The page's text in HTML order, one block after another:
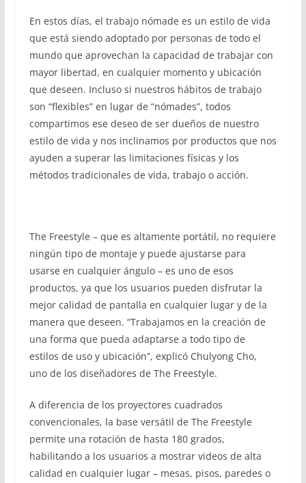
En estos días, el trabajo nómade es un estilo de vida
que está siendo adoptado por personas de todo el
mundo que aprovechan la capacidad de trabajar con
mayor libertad, en cualquier momento y ubicación
que deseen. Incluso si nuestros hábitos de trabajo
son “flexibles” en lugar de “nómades”, todos
compartimos ese deseo de ser dueños de nuestro
estilo de vida y nos inclinamos por productos que nos
ayuden a superar las limitaciones físicas y los
métodos tradicionales de vida, trabajo o acción.
The Freestyle – que es altamente portátil, no requiere
ningún tipo de montaje y puede ajustarse para
usarse en cualquier ángulo – es uno de esos
productos, ya que los usuarios pueden disfrutar la
mejor calidad de pantalla en cualquier lugar y de la
manera que deseen. “Trabajamos en la creación de
una forma que pueda adaptarse a todo tipo de
estilos de uso y ubicación”, explicó Chulyong Cho,
uno de los diseñadores de The Freestyle.
A diferencia de los proyectores cuadrados
convencionales, la base versátil de The Freestyle
permite una rotación de hasta 180 grados,
habilitando a los usuarios a mostrar videos de alta
calidad en cualquier lugar – mesas, pisos, paredes o